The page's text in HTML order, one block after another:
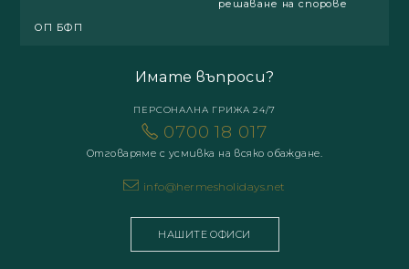
решаване на спорове
ОП БФП
Имате въпроси?
ПЕРСОНАЛНА ГРИЖА 24/7
0700 18 017
Отговаряме с усмивка на всяко обаждане.
info@hermesholidays.net
НАШИТЕ ОФИСИ